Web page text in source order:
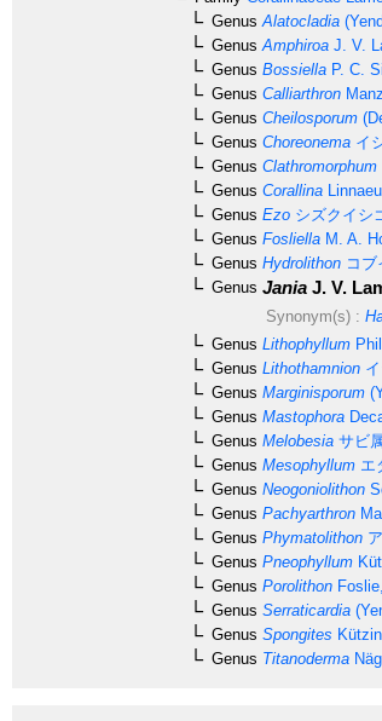
Genus Alatocladia
Genus Amphiroa J. V.
Genus Bossiella P. C.
Genus Calliarthron
Genus Cheilosporum
Genus Choreonema イ
Genus Clathromorphum
Genus Corallina
Genus Ezo シズクイシ
Genus Fosliella M. A.
Genus Hydrolithon コブ
Genus Jania J. V.
Synonym(s) :
Genus Lithophyllum
Genus Lithothamnion
Genus Marginisporum
Genus Mastophora
Genus Melobesia サビ
Genus Mesophyllum エ
Genus Neogoniolithon
Genus Pachyarthron
Genus Phymatolithon
Genus Pneophyllum
Genus Porolithon
Genus Serraticardia
Genus Spongites
Genus Titanoderma